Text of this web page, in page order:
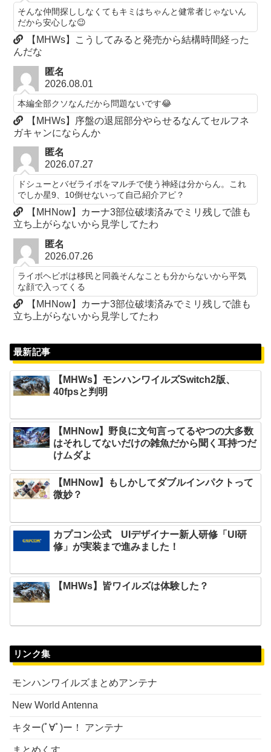
そんな仲間探ししなくてもキミはちゃんと健常者じゃないん
だから安心しな😉
【MHWs】こうしてみると発売から結構時間経った
んだな
匿名
2026.08.01
本編全部クソなんだから問題ないです😂
【MHWs】序盤の退屈部分やらせるなんてセルフネ
ガキャンにならんか
匿名
2026.07.27
ドシューとバゼライボをマルチで使う神経は分からん。これ
でしか星9、10倒せないって自己紹介アピ？
【MHNow】カーナ3部位破壊済みでミリ残しで誰も
立ち上がらないから見学してたわ
匿名
2026.07.26
ライボヘビボは移民と同義そんなことも分からないから平気
な顔で入ってくる
【MHNow】カーナ3部位破壊済みでミリ残しで誰も
立ち上がらないから見学してたわ
最新記事
【MHWs】モンハンワイルズSwitch2版、
40fpsと判明
【MHNow】野良に文句言ってるやつの大多数
はそれしてないだけの雑魚だから聞く耳持つだ
けムダよ
【MHNow】もしかしてダブルインパクトって
微妙？
カプコン公式 UIデザイナー新人研修「UI研
修」が実装まで進みました！
【MHWs】皆ワイルズは体験した？
リンク集
モンハンワイルズまとめアンテナ
New World Antenna
キター(ﾟ∀ﾟ)ー！ アンテナ